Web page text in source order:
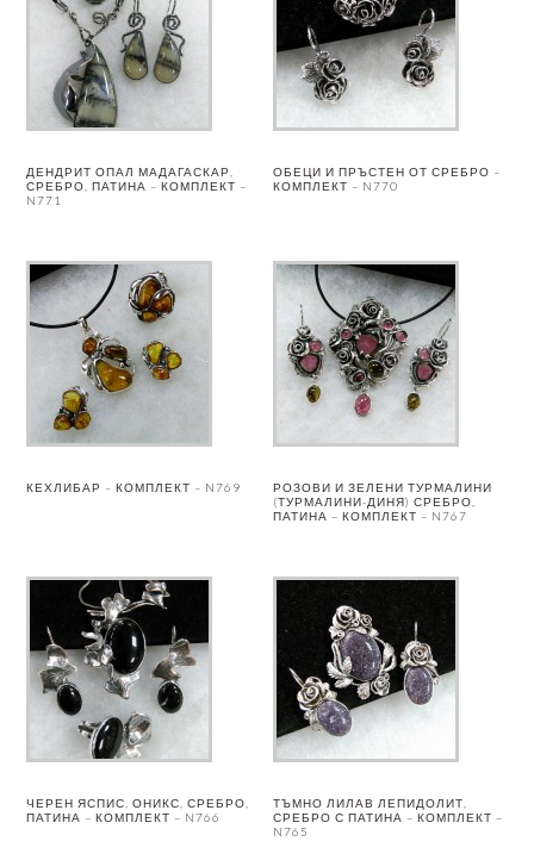
ДЕНДРИТ ОПАЛ МАДАГАСКАР,
СРЕБРО, ПАТИНА – КОМПЛЕКТ –
N771
ОБЕЦИ И ПРЪСТЕН ОТ СРЕБРО –
КОМПЛЕКТ – N770
КЕХЛИБАР – КОМПЛЕКТ – N769
РОЗОВИ И ЗЕЛЕНИ ТУРМАЛИНИ
(ТУРМАЛИНИ-ДИНЯ) СРЕБРО,
ПАТИНА – КОМПЛЕКТ – N767
ЧЕРЕН ЯСПИС, ОНИКС, СРЕБРО,
ПАТИНА – КОМПЛЕКТ – N766
ТЪМНО ЛИЛАВ ЛЕПИДОЛИТ,
СРЕБРО С ПАТИНА – КОМПЛЕКТ –
N765